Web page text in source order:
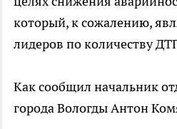
который, к сожалению,
лидеров по количеству
Как сообщил начальник
города Вологды Антон